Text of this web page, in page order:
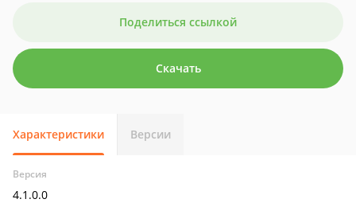
Поделиться ссылкой
Скачать
Характеристики Версии
Версия
4.1.0.0